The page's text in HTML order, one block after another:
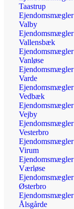
Taastrup
Ejendomsmægler
Valby
Ejendomsmægler
Vallensbæk
Ejendomsmægler
Vanløse
Ejendomsmægler
Varde
Ejendomsmægler
Vedbæk
Ejendomsmægler
Vejby
Ejendomsmægler
Vesterbro
Ejendomsmægler
Virum
Ejendomsmægler
Værløse
Ejendomsmægler
Østerbro
Ejendomsmægler
Ålsgårde